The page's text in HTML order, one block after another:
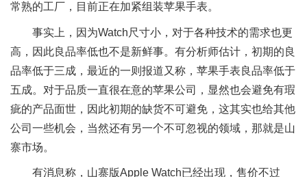
常熟的工厂，目前正在加紧组装苹果手表。
事实上，因为Watch尺寸小，对于各种技术的需求也更
高，因此良品率低也不是新鲜事。有分析师估计，初期的良
品率低于三成，最近的一则报道又称，苹果手表良品率低于
五成。对于品质一直很在意的苹果公司，显然也会避免有瑕
疵的产品面世，因此初期的缺货不可避免，这其实也给其他
公司一些机会，当然还有另一个不可忽视的领域，那就是山
寨市场。
有消息称，山寨版Apple Watch已经出现，售价不过